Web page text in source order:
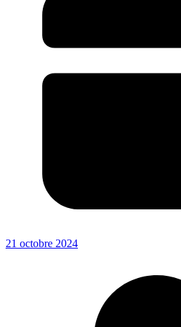
21 octobre 2024